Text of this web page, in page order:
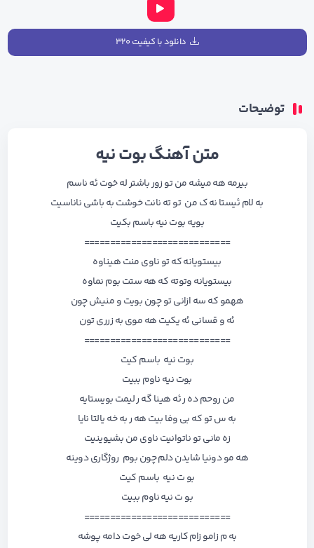
دانلود با کیفیت ۳۲۰
توضیحات
متن آهنگ بوت نیه
بیرمه هه میشه من تو زور باشتر له خوت ئه ناسم
به لام ئیستا نه ک من تو ته نانت خوشت به باشی ناناسیت
بویه بوت نیه باسم بکیت
============================
بیستویانه که تو ناوی منت هیناوه
بیستویانه وتوته که هه ستت بوم نماوه
ههمو که سه ازانی تو چون بویت و منیش چون
ئه و قسانی ئه یکیت هه موی به زرری تون
============================
بوت نیه باسم کیت
بوت نیه ناوم ببیت
من روحم ده ر ئه هینا گه ر لیمت بویستایه
به س تو که بی وفا بیت هه ر به خه یالتا نایا
زه مانی تو ناتوانیت ناوی من بشیوینیت
هه مو دونیا شایدن دلم چون بوم روژگاری دوینه
بو ت نیه باسم کیت
بو ت نیه ناوم ببیت
============================
به م زامو زام کاریه هه لی خوت دامه پوشه